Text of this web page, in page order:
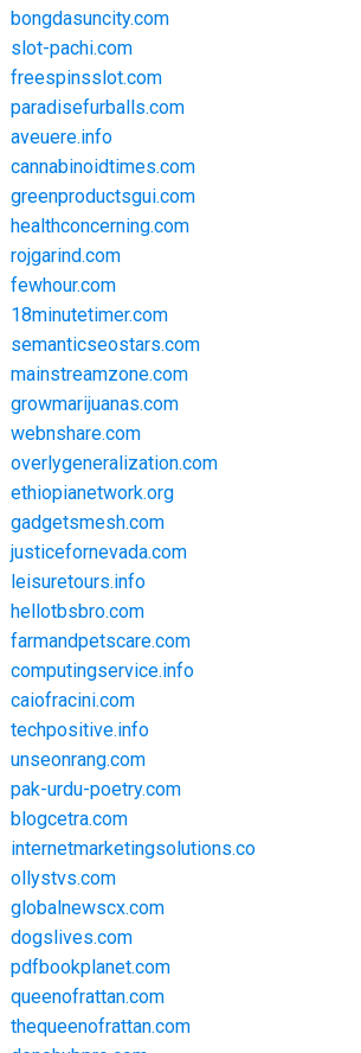
bongdasuncity.com
slot-pachi.com
freespinsslot.com
paradisefurballs.com
aveuere.info
cannabinoidtimes.com
greenproductsgui.com
healthconcerning.com
rojgarind.com
fewhour.com
18minutetimer.com
semanticseostars.com
mainstreamzone.com
growmarijuanas.com
webnshare.com
overlygeneralization.com
ethiopianetwork.org
gadgetsmesh.com
justicefornevada.com
leisuretours.info
hellotbsbro.com
farmandpetscare.com
computingservice.info
caiofracini.com
techpositive.info
unseonrang.com
pak-urdu-poetry.com
blogcetra.com
internetmarketingsolutions.co
ollystvs.com
globalnewscx.com
dogslives.com
pdfbookplanet.com
queenofrattan.com
thequeenofrattan.com